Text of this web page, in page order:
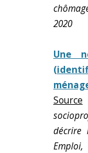
2020
Une
Source
décrire